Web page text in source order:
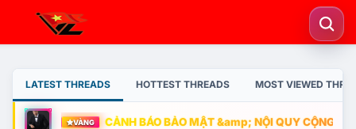
LATEST THREADS HOTTEST THREADS MOST VIEWED
VÀNG CẢNH BÁO BẢO MẬT &amp; NỘI QUY CỘNG